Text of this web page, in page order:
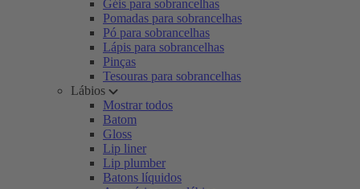
Géis para sobrancelhas
Pomadas para sobrancelhas
Pó para sobrancelhas
Lápis para sobrancelhas
Pinças
Tesouras para sobrancelhas
Lábios
Mostrar todos
Batom
Gloss
Lip liner
Lip plumber
Batons líquidos